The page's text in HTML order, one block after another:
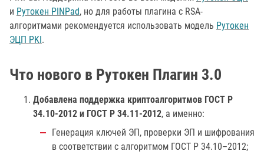
и Рутокен PINPad, но для работы плагина с RSA-
алгоритмами рекомендуется использовать модель Рутокен
ЭЦП PKI .
Что нового в Рутокен Плагин 3.0
Добавлена поддержка криптоалгоритмов ГОСТ Р
34.10-2012 и ГОСТ Р 34.11-2012, а именно:
Генерация ключей ЭП, проверки ЭП и шифрования
в соответствии с алгоритмом ГОСТ Р 34.10–2012;